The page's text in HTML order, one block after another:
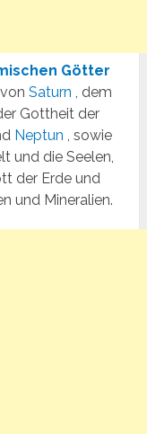
Götter
vonSaturn , dem
Gottheit der
Neptun , sowie
und die Seelen,
der Erde und
und Mineralien.